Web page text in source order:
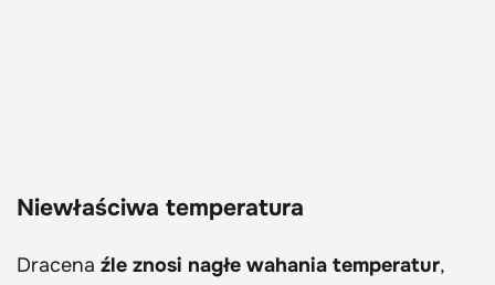
Niewłaściwa temperatura
Dracena źle znosi nagłe wahania temperatur,